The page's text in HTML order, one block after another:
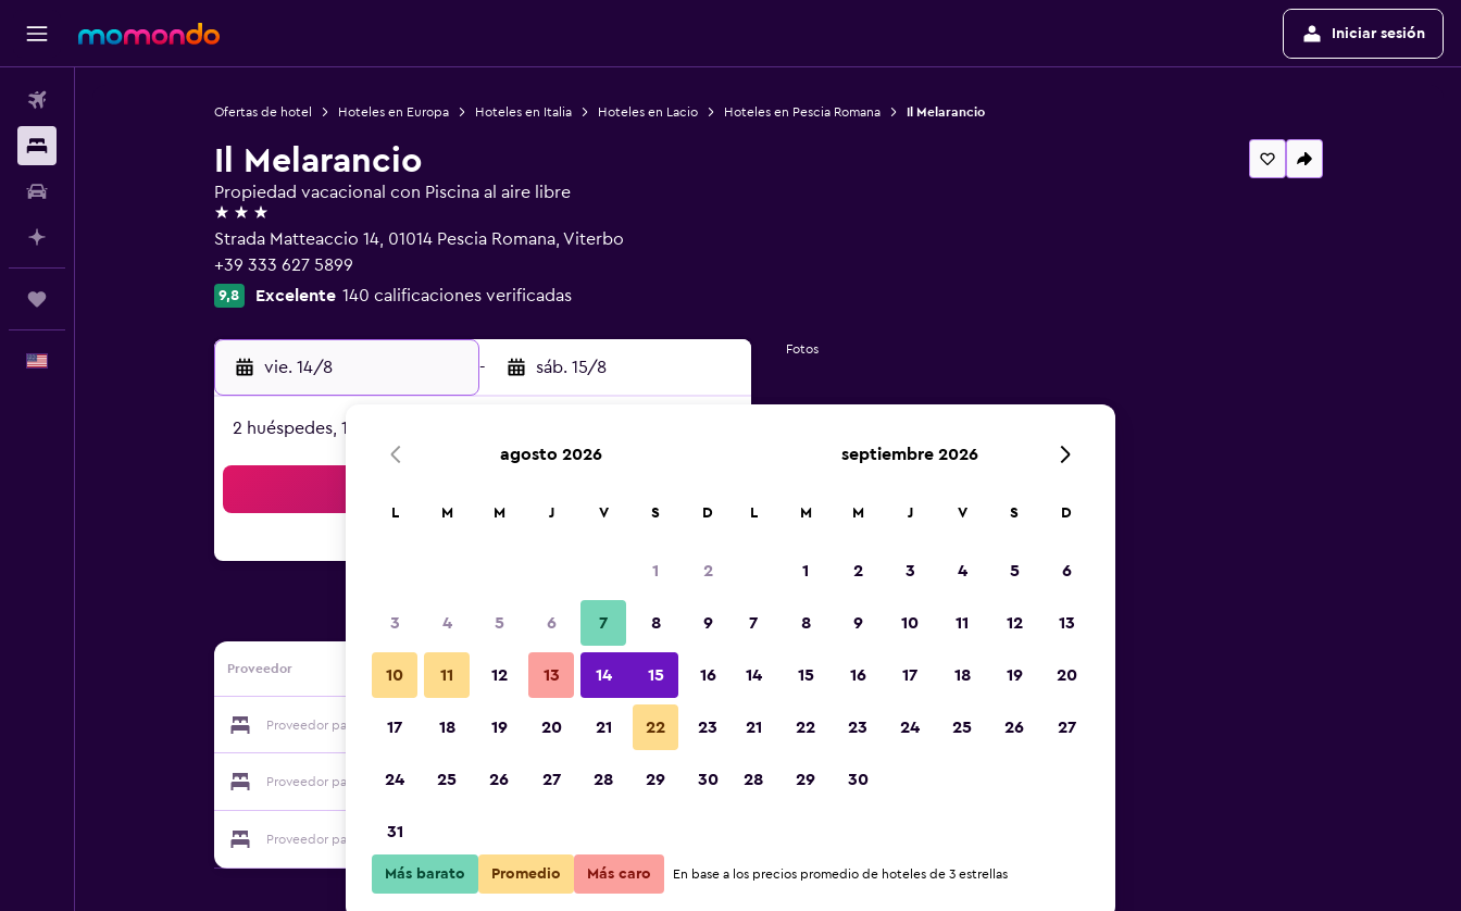
Iniciar sesión
Ofertas de hotel Hoteles en Europa Hoteles en Italia Hoteles en Lacio Hoteles en Pescia Romana Il Melarancio
Il Melarancio
Propiedad vacacional con Piscina al aire libre
3 estrellas
Strada Matteaccio 14, 01014 Pescia Romana, Viterbo
+39 333 627 5899
9,8 Excelente 140 calificaciones verificadas
vie. 14/8 - sáb. 15/8
2 huéspedes, 1 habitación
Proveedor
Proveedor para Il Melarancio Ver precios
Proveedor para Il Melarancio Ver precios
Proveedor para Il Melarancio
Fotos
agosto 2026
L M M J V S D
1 2
3 4 5 6 7 8 9
10 11 12 13 14 15 16
17 18 19 20 21 22 23
24 25 26 27 28 29 30
31
septiembre 2026
L M M J V S D
1 2 3 4 5 6
7 8 9 10 11 12 13
14 15 16 17 18 19 20
21 22 23 24 25 26 27
28 29 30
Más barato Promedio Más caro En base a los precios promedio de hoteles de 3 estrellas